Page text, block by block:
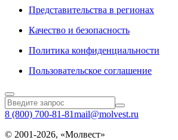
Представительства в регионах
Качество и безопасность
Политика конфиденциальности
Пользовательское соглашение
8 (800) 700-81-81mail@molvest.ru
© 2001-2026, «Молвест»